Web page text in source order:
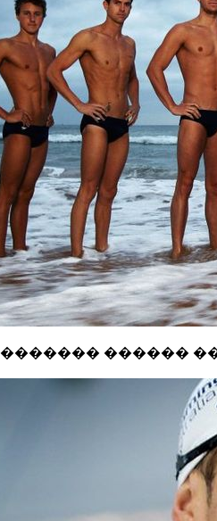
������� ������